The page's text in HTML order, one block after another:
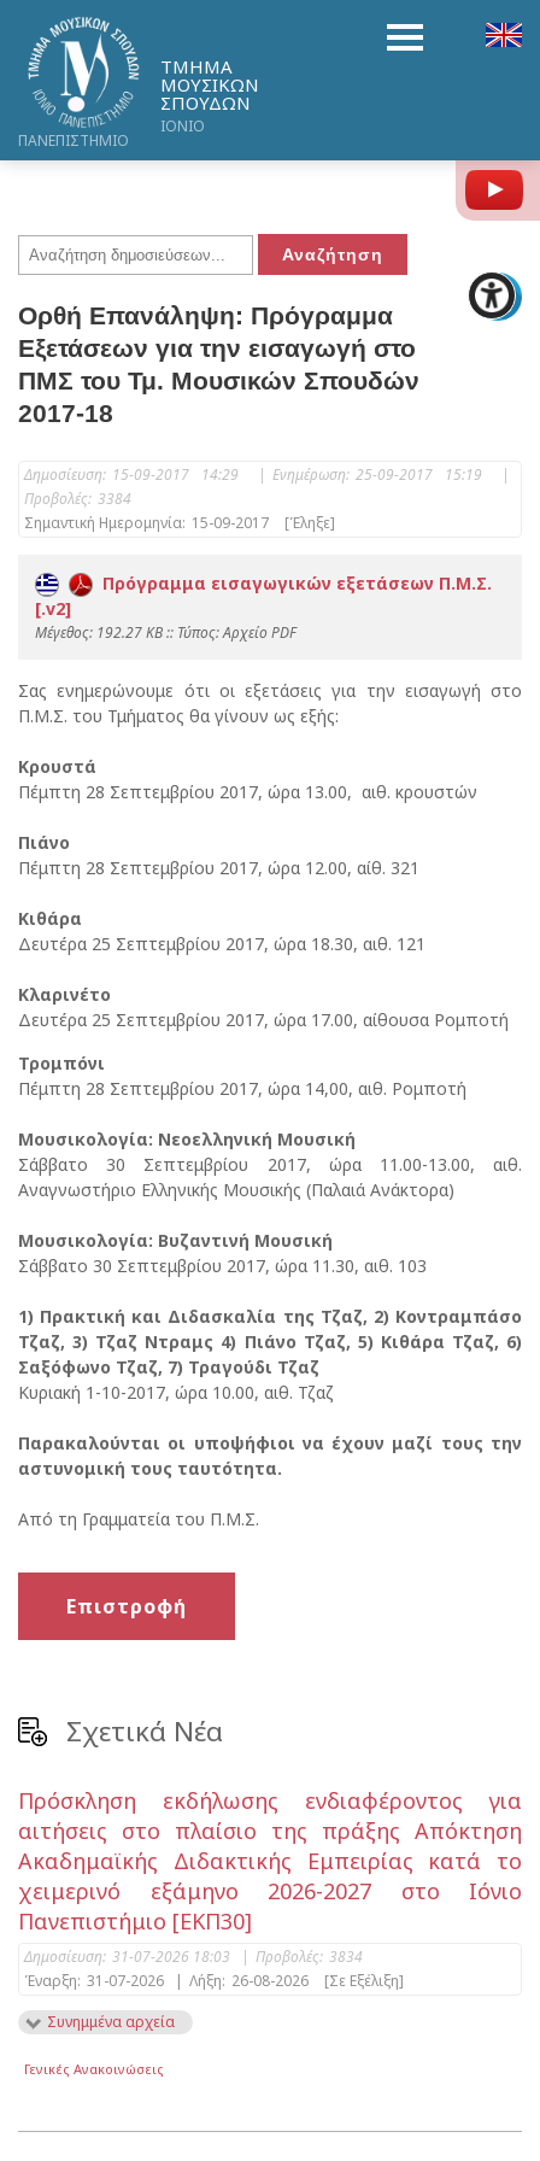
ΤΜΗΜΑ
ΜΟΥΣΙΚΩΝ
ΣΠΟΥΔΩΝ
ΙΟΝΙΟ
ΠΑΝΕΠΙΣΤΗΜΙΟ
Ορθή Επανάληψη: Πρόγραμμα
Εξετάσεων για την εισαγωγή στο
ΠΜΣ του Τμ. Μουσικών Σπουδών
2017-18
Δημοσίευση: 15-09-2017 14:29 | Ενημέρωση: 25-09-2017 15:19
|
Προβολές: 3384
Σημαντική Ημερομηνία: 15-09-2017 [Έληξε]
Πρόγραμμα εισαγωγικών εξετάσεων Π.Μ.Σ.
[.v2]
Mέγεθος: 192.27 KB :: Τύπος: Αρχείο PDF
Σας ενημερώνουμε ότι οι εξετάσεις για την εισαγωγή στο
Π.Μ.Σ. του Τμήματος θα γίνουν ως εξής:
Κρουστά
Πέμπτη 28 Σεπτεμβρίου 2017, ώρα 13.00, αιθ. κρουστών
Πιάνο
Πέμπτη 28 Σεπτεμβρίου 2017, ώρα 12.00, αίθ. 321
Κιθάρα
Δευτέρα 25 Σεπτεμβρίου 2017, ώρα 18.30, αιθ. 121
Κλαρινέτο
Δευτέρα 25 Σεπτεμβρίου 2017, ώρα 17.00, αίθουσα Ρομποτή
Τρομπόνι
Πέμπτη 28 Σεπτεμβρίου 2017, ώρα 14,00, αιθ. Ρομποτή
Μουσικολογία: Νεοελληνική Μουσική
Σάββατο 30 Σεπτεμβρίου 2017, ώρα 11.00-13.00, αιθ.
Αναγνωστήριο Ελληνικής Μουσικής (Παλαιά Ανάκτορα)
Μουσικολογία: Βυζαντινή Μουσική
Σάββατο 30 Σεπτεμβρίου 2017, ώρα 11.30, αιθ. 103
1) Πρακτική και Διδασκαλία της Τζαζ, 2) Κοντραμπάσο
Τζαζ, 3) Τζαζ Ντραμς 4) Πιάνο Τζαζ, 5) Κιθάρα Τζαζ, 6)
Σαξόφωνο Τζαζ, 7) Τραγούδι Τζαζ
Κυριακή 1-10-2017, ώρα 10.00, αιθ. Τζαζ
Παρακαλούνται οι υποψήφιοι να έχουν μαζί τους την
αστυνομική τους ταυτότητα.
Από τη Γραμματεία του Π.Μ.Σ.
Επιστροφή
Σχετικά Νέα
Πρόσκληση εκδήλωσης ενδιαφέροντος για
αιτήσεις στο πλαίσιο της πράξης Απόκτηση
Ακαδημαϊκής Διδακτικής Εμπειρίας κατά το
χειμερινό εξάμηνο 2026-2027 στο Ιόνιο
Πανεπιστήμιο [ΕΚΠ30]
Δημοσίευση: 31-07-2026 18:03 | Προβολές: 3834
Έναρξη: 31-07-2026 | Λήξη: 26-08-2026
[Σε Εξέλιξη]
Συνημμένα αρχεία
Γενικές Ανακοινώσεις